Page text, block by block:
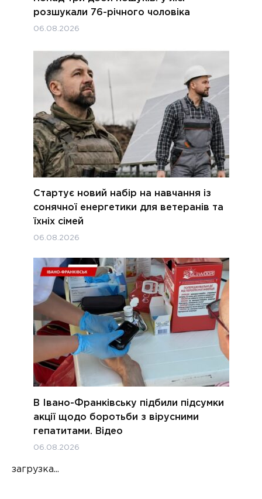
розшукали 76-річного чоловіка
06.08.2026
Стартує новий набір на навчання із
сонячної енергетики для ветеранів та
їхніх сімей
06.08.2026
В Івано-Франківську підбили підсумки
акції щодо боротьби з вірусними
гепатитами. Відео
06.08.2026
загрузка...